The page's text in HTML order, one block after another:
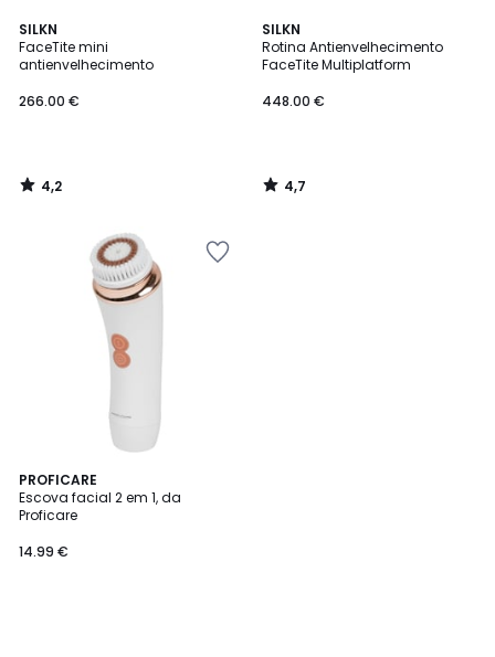
SILKN
FaceTite mini
antienvelhecimento
266.00 €
4,2
/ 5
4,2
/
SILKN
Rotina Antienvelhecimento
FaceTite Multiplatform
448.00 €
4,7
/ 5
4,7
/
PROFICARE
Escova facial 2 em 1, da
Proficare
14.99 €